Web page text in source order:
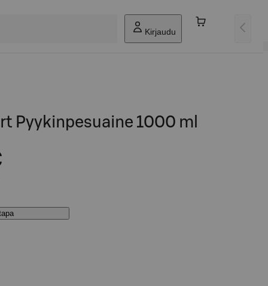
Kirjaudu
Pyykinpesuaine 1000 ml